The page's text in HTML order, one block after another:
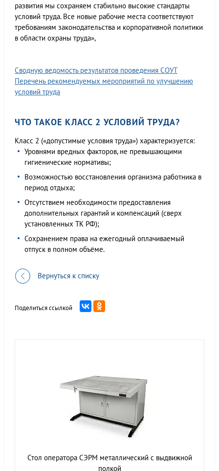
развития мы сохраняем стабильно высокие стандарты
условий труда. Все новые рабочие места соответствуют
требованиям законодательства и корпоративной политики
в области охраны труда»,
Сводную ведомость результатов проведения СОУТ
Перечень рекомендуемых мероприятий по улучшению
условий труда
ЧТО ТАКОЕ КЛАСС 2 УСЛОВИЙ ТРУДА?
Класс 2 («допустимые условия труда») характеризуется:
Уровнями вредных факторов, не превышающими
гигиенические нормативы;
Возможностью восстановления организма работника в
период отдыха;
Отсутствием необходимости предоставления
дополнительных гарантий и компенсаций (сверх
установленных ТК РФ);
Сохранением права на ежегодный оплачиваемый
отпуск в полном объёме.
Вернуться к списку
Поделиться ссылкой
Стол оператора СЭРМ металлический с выдвижной
полкой